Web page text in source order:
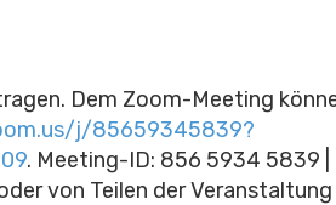
Dem Zoom-Meeting
j/85659345839?
. Meeting-ID: 856 5934 5839 |
von Teilen der